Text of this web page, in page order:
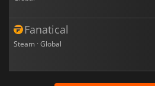
Fanatical
Steam · Global